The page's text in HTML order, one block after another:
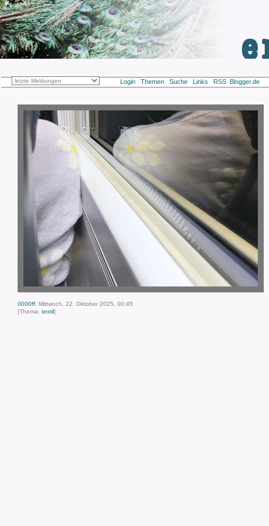
Login Themen Suche Links RSS Blogger.de
0000ff , Mittwoch, 22. Oktober 2025, 00:45
[Thema: textil]